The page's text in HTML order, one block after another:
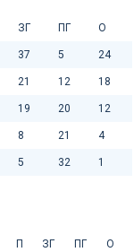
ЗГ ПГ О
37 5 24
21 12 18
19 20 12
8 21 4
5 32 1
П ЗГ ПГ О